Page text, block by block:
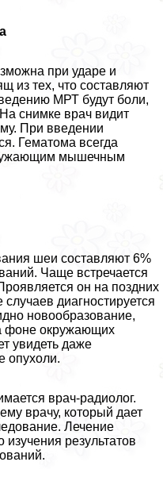
при ударе и
из тех, что составляют
МРТ будут боли,
снимке врач видит
При введении
Гематома всегда
мышечным
шеи составляют 6%
Чаще встречается
он на поздних
диагностируется
новообразование,
фоне окружающих
увидеть даже
опухоли.
врач-радиолог.
врачу, который дает
Лечение
изучения результатов